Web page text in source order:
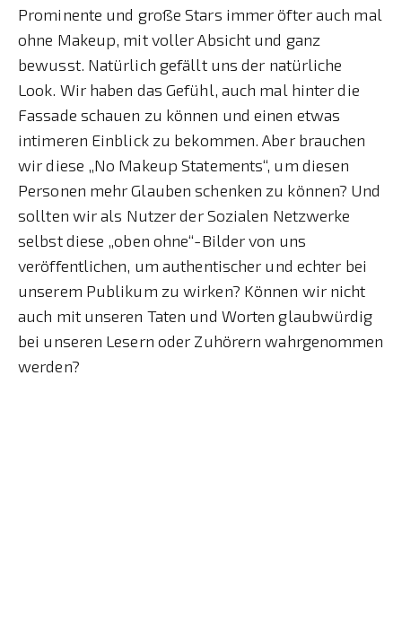
Prominente und große Stars immer öfter auch mal
ohne Makeup, mit voller Absicht und ganz
bewusst. Natürlich gefällt uns der natürliche
Look. Wir haben das Gefühl, auch mal hinter die
Fassade schauen zu können und einen etwas
intimeren Einblick zu bekommen. Aber brauchen
wir diese „No Makeup Statements“, um diesen
Personen mehr Glauben schenken zu können? Und
sollten wir als Nutzer der Sozialen Netzwerke
selbst diese „oben ohne“-Bilder von uns
veröffentlichen, um authentischer und echter bei
unserem Publikum zu wirken? Können wir nicht
auch mit unseren Taten und Worten glaubwürdig
bei unseren Lesern oder Zuhörern wahrgenommen
werden?